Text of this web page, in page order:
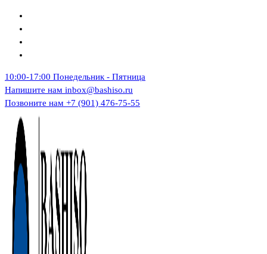
Перейти
содержимому
10:00-17:00 Понедельник - Пятница
Напишите нам inbox@bashiso.ru
Позвоните нам +7 (901) 476-75-55